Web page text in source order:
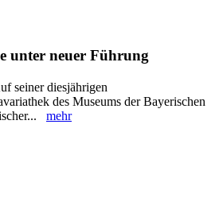
unter neuer Führung
seiner diesjährigen
des Museums der Bayerischen
mehr